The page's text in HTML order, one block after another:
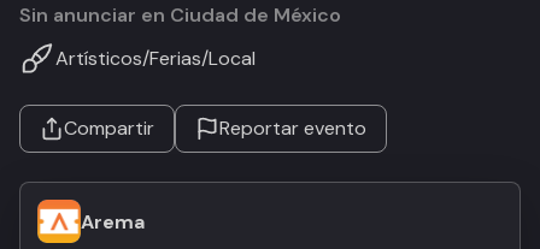
Sin anunciar en Ciudad de México
Artísticos/Ferias/Local
Compartir Reportar evento
Arema